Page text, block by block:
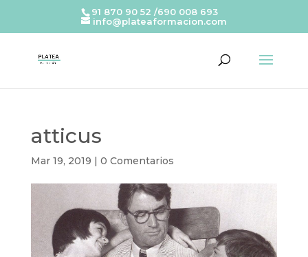
91 870 90 52 /690 008 693
info@plateaformacion.com
atticus
Mar 19, 2019 | 0 Comentarios